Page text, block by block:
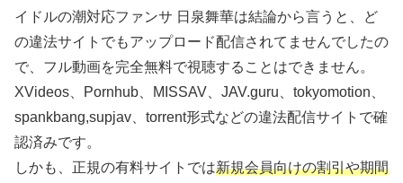
イドルの潮対応ファンサ 日泉舞華は結論から言うと、ど
の違法サイトでもアップロード配信されてませんでしたの
で、フル動画を完全無料で視聴することはできません。
XVideos、Pornhub、MISSAV、JAV.guru、tokyomotion、
spankbang,supjav、torrent形式などの違法配信サイトで確
認済みです。
しかも、正規の有料サイトでは新規会員向けの割引や期間